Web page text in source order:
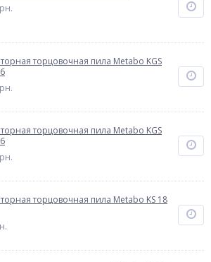
торцовочная пила Metabo KGS
торцовочная пила Metabo KGS
торцовочная пила Metabo KS 18